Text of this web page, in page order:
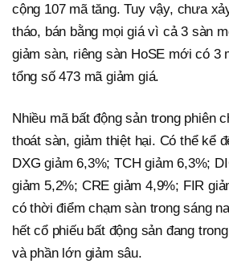
cộng 107 mã tăng. Tuy vậy, chưa
tháo, bán bằng mọi giá vì cả 3 sàn
giảm sàn, riêng sàn HoSE mới có 3
tổng số 473 mã giảm giá.
Nhiều mã bất động sản trong phiên
thoát sàn, giảm thiệt hại. Có thể kể
DXG giảm 6,3%; TCH giảm 6,3%;
giảm 5,2%; CRE giảm 4,9%; FIR
có thời điểm chạm sàn trong sáng
hết cổ phiếu bất động sản đang
và phần lớn giảm sâu.